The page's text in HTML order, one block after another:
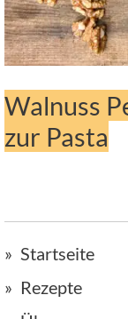
Walnuss
zur Pasta
Startseite
Rezepte